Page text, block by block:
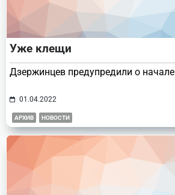
Уже клещи
Дзержинцев предупредили о
01.04.2022
АРХИВ НОВОСТИ